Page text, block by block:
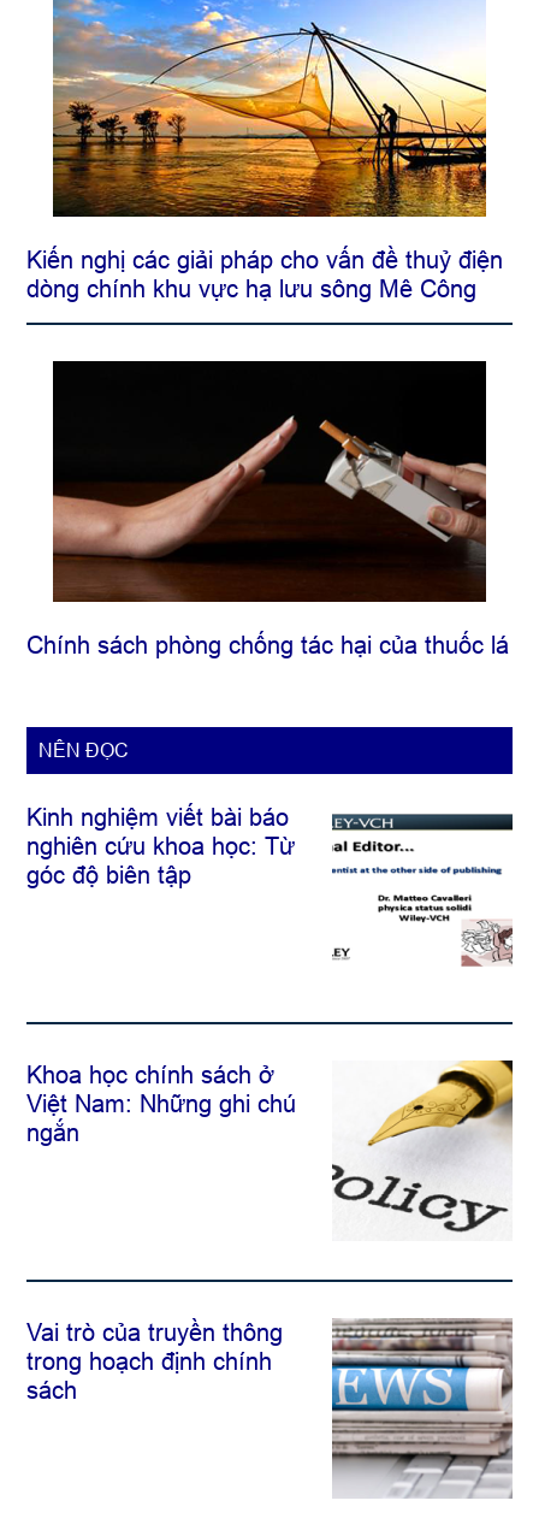
Kiến nghị các giải pháp cho vấn đề thuỷ điện
dòng chính khu vực hạ lưu sông Mê Công
Chính sách phòng chống tác hại của thuốc lá
NÊN ĐỌC
Kinh nghiệm viết bài báo
nghiên cứu khoa học: Từ
góc độ biên tập
Khoa học chính sách ở
Việt Nam: Những ghi chú
ngắn
Vai trò của truyền thông
trong hoạch định chính
sách